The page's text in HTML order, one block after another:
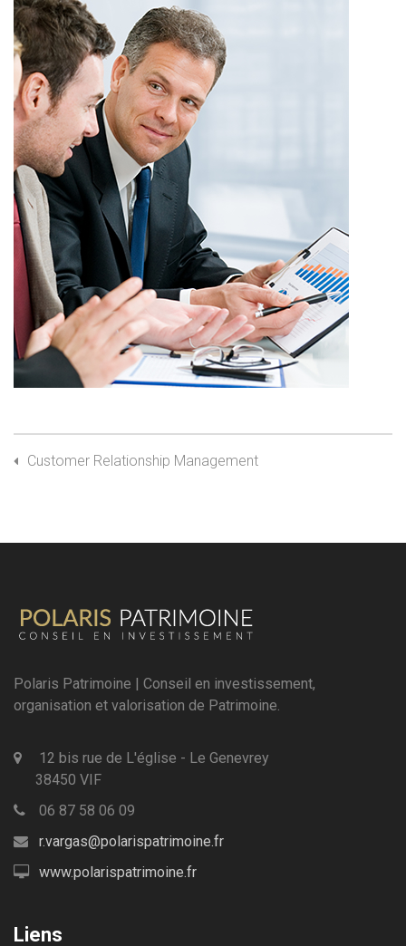
Customer Relationship Management
Polaris Patrimoine | Conseil en investissement,
organisation et valorisation de Patrimoine.
12 bis rue de L'église - Le Genevrey
38450 VIF
06 87 58 06 09
r.vargas@polarispatrimoine.fr
www.polarispatrimoine.fr
Liens